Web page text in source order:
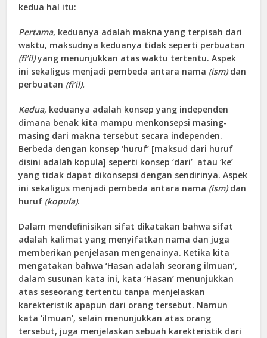
kedua hal itu:
Pertama, keduanya adalah makna yang terpisah dari
waktu, maksudnya keduanya tidak seperti perbuatan
(fi’il)yang menunjukkan atas waktu tertentu. Aspek
ini sekaligus menjadi pembeda antara nama (ism)dan
perbuatan (fi’il).
Kedua, keduanya adalah konsep yang independen
dimana benak kita mampu menkonsepsi masing-
masing dari makna tersebut secara independen.
Berbeda dengan konsep ‘huruf’ [maksud dari huruf
disini adalah kopula] seperti konsep ‘dari’ atau ‘ke’
yang tidak dapat dikonsepsi dengan sendirinya. Aspek
ini sekaligus menjadi pembeda antara nama (ism)dan
huruf (kopula).
Dalam mendefinisikan sifat dikatakan bahwa sifat
adalah kalimat yang menyifatkan nama dan juga
memberikan penjelasan mengenainya. Ketika kita
mengatakan bahwa ‘Hasan adalah seorang ilmuan’,
dalam susunan kata ini, kata ‘Hasan’ menunjukkan
atas seseorang tertentu tanpa menjelaskan
karekteristik apapun dari orang tersebut. Namun
kata ‘ilmuan’, selain menunjukkan atas orang
tersebut, juga menjelaskan sebuah karekteristik dari